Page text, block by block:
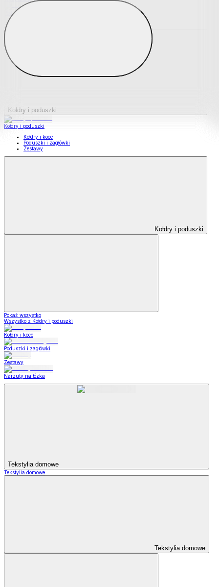
Podkładki na materace
Materace nawierzchniowe
Kołdry i poduszki
Kołdry i poduszki
Kołdry i koce
Poduszki i zagłówki
Zestawy
Kołdry i poduszki
Pokaż wszystko
Wszystko z Kołdry i poduszki
Kołdry i koce
Poduszki i zagłówki
Zestawy
Narzuty na łózka
Tekstylia domowe
Tekstylia domowe
Tekstylia domowe